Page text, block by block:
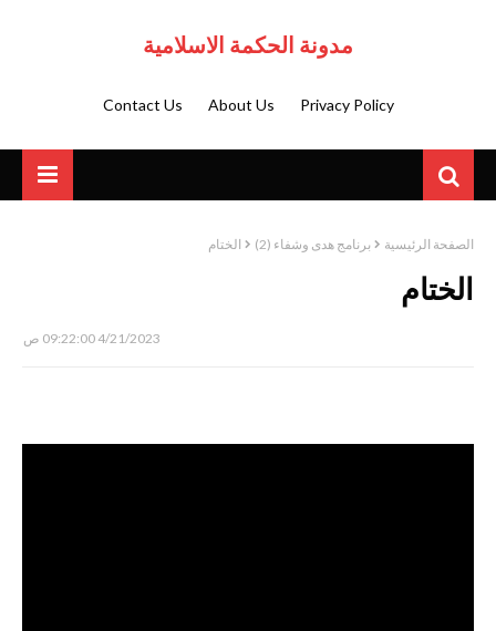
مدونة الحكمة الاسلامية
Privacy Policy
About Us
Contact Us
الصفحة الرئيسية برنامج هدى وشفاء (2) الختام
الختام
4/21/2023 09:22:00 ص